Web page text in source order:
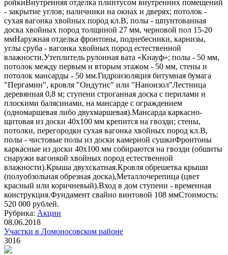
ройкиВнутренняя отделка плинтусом внутренних помещений
- закрытие углов; наличники на окнах и дверях; потолок -
сухая вагонка хвойных пород кл.В, полы - шпунтованная
доска хвойных пород толщиной 27 мм, черновой пол 15-20
ммНаружная отделка фронтоны, поднебесники, карнизы,
углы сруба - вагонка хвойных пород естественной
влажности.Утеплитель рулонная вата «Кнауф»; полы - 50 мм,
потолок между первым и вторым этажом - 50 мм, стены и
потолок мансарды - 50 мм.Гидроизоляция битумная бумага
"Пергамин", кровля "Ондутис" или "Наноизол"Лестница
деревянная 0,8 м; ступени строганная доска с перилами и
плоскими балясинами, на мансарде с ограждением
(одномаршевая либо двухмаршевая).Мансарда каркасно-
щитовая из доски 40х100 мм крепится на гвозди; стены,
потолки, перегородки cухая вагонка хвойных пород кл.В,
полы - чистовые полы из доски камерной сушкиФронтоны
каркасные из доски 40х100 мм собираются на гвозди (обшиты
снаружи вагонкой хвойных пород естественной
влажности).Крыша двухскатная.Кровля обрешетка крыши
(полуобзольная обрезная доска),Металлочерепица (цвет
красный или коричневый).Вход в дом ступени - временная
конструкция.Фундамент свайно винтовой 108 ммСтоимость:
520 000 рублей.
Рубрика: Акции
08.06.2018
Участки в Ломоносовском районе
3016